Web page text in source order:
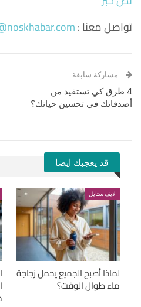
تواصل معنا :
مشاركة سابقة
4 طرق كي تستفيد من
أصدقائك في تحسين حياتك؟
قد يعجبك ايضا
لايف ستايل
لماذا أصبح الجميع يحمل زجاجة
ماء طوال الوقت؟